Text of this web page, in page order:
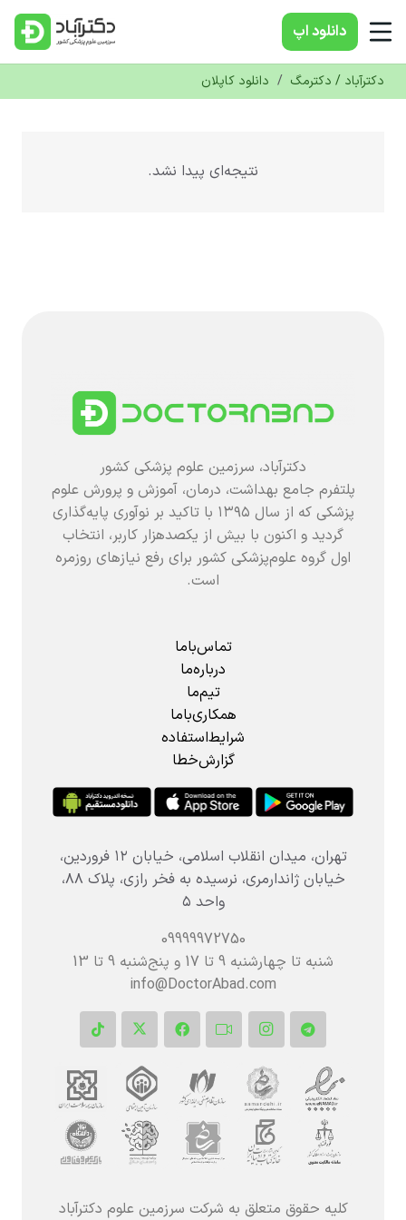
دانلود‌ اپ
دکترآباد / دکترمگ / دانلود کاپلان
نتیجه‌ای پیدا نشد.
دکترآباد، سرزمین علوم پزشکی کشور
پلتفرم جامع بهداشت، درمان، آموزش و پرورش علوم
پزشکی که از سال ۱۳۹۵ با تاکید بر نوآوری پایه‌گذاری
گردید و اکنون با بیش از یکصدهزار کاربر، انتخاب
اول گروه علوم‌پزشکی کشور برای رفع نیازهای روزمره
است.
تماس‌باما
درباره‌ما
تیم‌ما
همکاری‌باما
شرایط‌استفاده
گزارش‌خطا
تهران، میدان انقلاب اسلامی، خیابان ۱۲ فروردین،
خیابان ژاندارمری، نرسیده به فخر رازی، پلاک ۸۸،
واحد ۵
09999972750
شنبه تا چهارشنبه 9 تا 17 و پنج‌شنبه‌ 9 تا 13
info@DoctorAbad.com
کلیه حقوق متعلق به شرکت سرزمین علوم دکترآباد